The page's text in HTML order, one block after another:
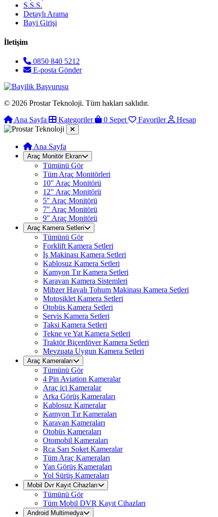
S.S.S.
Detaylı Arama
Bayi Girişi
İletişim
0850 840 5212
E-posta Gönder
© 2026 Prostar Teknoloji. Tüm hakları saklıdır.
Ana Sayfa
Kategoriler 0 Sepet Favoriler Hesap
Ana Sayfa
Araç Monitör Ekran
Tümünü Gör
Tüm Araç Monitörleri
10" Araç Monitörü
12" Araç Monitörü
5" Araç Monitörü
7" Araç Monitörü
9" Araç Monitörü
Araç Kamera Setleri
Tümünü Gör
Forklift Kamera Setleri
İş Makinası Kamera Setleri
Kablosuz Kamera Setleri
Kamyon Tır Kamera Setleri
Karavan Kamera Sistemleri
Mibzer Havalı Tohum Makinası Kamera Setleri
Motosiklet Kamera Setleri
Otobüs Kamera Setleri
Servis Kamera Setleri
Taksi Kamera Setleri
Tekne ve Yat Kamera Setleri
Traktör Biçerdöver Kamera Setleri
Mevzuata Uygun Kamera Setleri
Araç Kameraları
Tümünü Gör
4 Pin Aviation Kameralar
Araç içi Kameralar
Arka Görüş Kameraları
Kablosuz Kameralar
Kamyon Tır Kameraları
Karavan Kameraları
Otobüs Kameraları
Otomobil Kameraları
Rca Sarı Soket Kameralar
Tüm Araç Kameraları
Yan Görüş Kameraları
Yol Sürüş Kameraları
Mobil Dvr Kayıt Cihazları
Tümünü Gör
Tüm Mobil DVR Kayıt Cihazları
Android Multimedya